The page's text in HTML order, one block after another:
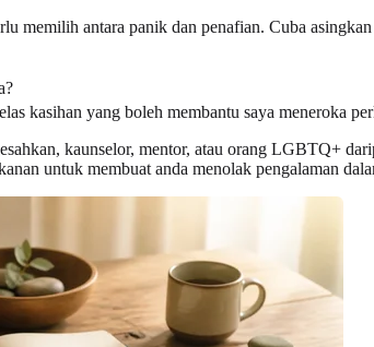
memilih antara panik dan penafian. Cuba
kasihan yang boleh membantu saya meneroka
kaunselor, mentor, atau orang LGBTQ+
untuk membuat anda menolak pengalaman